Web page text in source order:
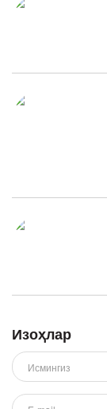
Изоҳлар